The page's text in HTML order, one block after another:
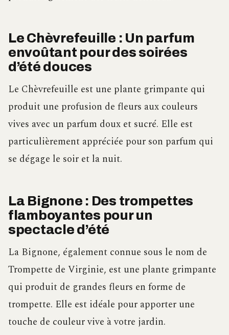
Le Chèvrefeuille : Un parfum
envoûtant pour des soirées
d’été douces
Le Chèvrefeuille est une plante grimpante qui
produit une profusion de fleurs aux couleurs
vives avec un parfum doux et sucré. Elle est
particulièrement appréciée pour son parfum qui
se dégage le soir et la nuit.
La Bignone : Des trompettes
flamboyantes pour un
spectacle d’été
La Bignone, également connue sous le nom de
Trompette de Virginie, est une plante grimpante
qui produit de grandes fleurs en forme de
trompette. Elle est idéale pour apporter une
touche de couleur vive à votre jardin.